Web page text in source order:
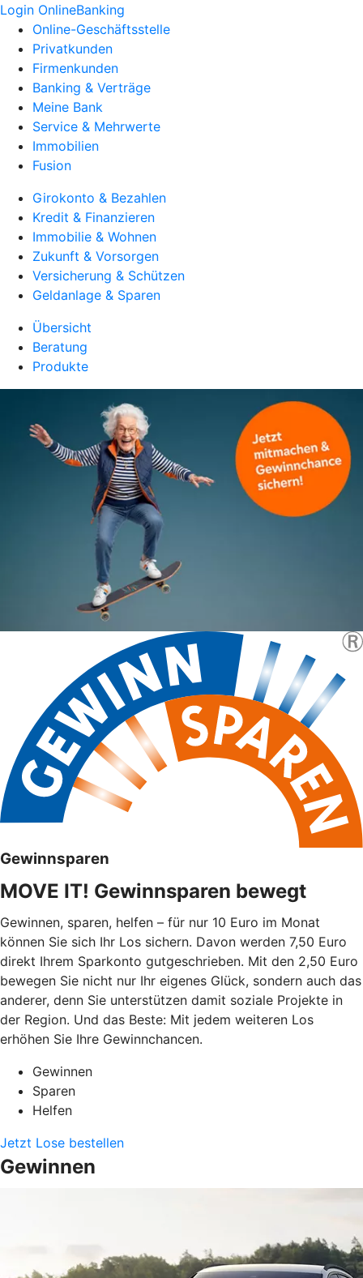
Login OnlineBanking
Online-Geschäftsstelle
Privatkunden
Firmenkunden
Banking & Verträge
Meine Bank
Service & Mehrwerte
Immobilien
Fusion
Girokonto & Bezahlen
Kredit & Finanzieren
Immobilie & Wohnen
Zukunft & Vorsorgen
Versicherung & Schützen
Geldanlage & Sparen
Übersicht
Beratung
Produkte
Gewinnsparen
MOVE IT! Gewinnsparen bewegt
Gewinnen, sparen, helfen – für nur 10 Euro im Monat
können Sie sich Ihr Los sichern. Davon werden 7,50 Euro
direkt Ihrem Sparkonto gutgeschrieben. Mit den 2,50 Euro
bewegen Sie nicht nur Ihr eigenes Glück, sondern auch das
anderer, denn Sie unterstützen damit soziale Projekte in
der Region. Und das Beste: Mit jedem weiteren Los
erhöhen Sie Ihre Gewinnchancen.
Gewinnen
Sparen
Helfen
Jetzt Lose bestellen
Gewinnen